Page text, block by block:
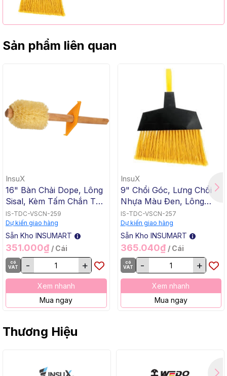
Sản phẩm liên quan
InsuX
16" Bàn Chải Dope, Lông
Sisal, Kèm Tấm Chắn Tay
Nhựa Màu Vàng InsuX
INXDB01, 12 Cái/Thùng
(16" Dope Brush, Sisal,
C/W Yellow Plastic Hand
Guard)
IS-TDC-VSCN-259
Dự kiến giao hàng
Sẵn Kho INSUMART
351.000₫ / Cái
có
VAT
- +
Xem nhanh
Mua ngay
InsuX
9" Chổi Góc, Lưng Chổi
Nhựa Màu Đen, Lông
PET Màu Vàng, Kèm Cán
Kim Loại Dài 1m2, InsuX
INXABHY01, 12
Bộ/Thùng (9" Angle
Broom, Black Cap, Yellow
PET, C/W 47" Metal
Handle)
IS-TDC-VSCN-257
Dự kiến giao hàng
Sẵn Kho INSUMART
365.040₫ / Cái
có
VAT
- +
Xem nhanh
Mua ngay
Thương Hiệu